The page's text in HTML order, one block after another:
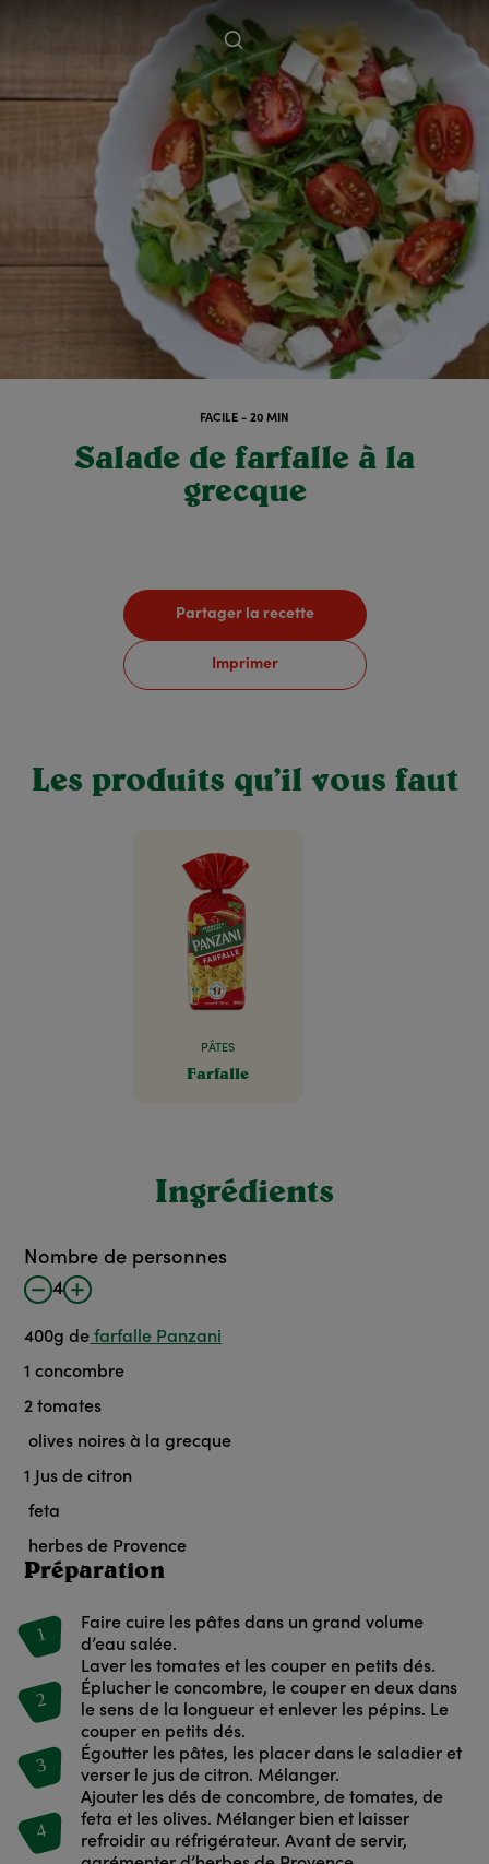
FACILE - 20 MIN
Salade de farfalle à la
grecque
Partager la recette
Imprimer
Les produits qu’il vous faut
PÂTES
Farfalle
Ingrédients
Nombre de personnes
4
400g de farfalle Panzani
1 concombre
2 tomates
olives noires à la grecque
1
Jus de citron
feta
herbes de Provence
Préparation
1
Faire cuire les pâtes dans un grand volume
d’eau salée.
2
Laver les tomates et les couper en petits dés.
Éplucher le concombre, le couper en deux dans
le sens de la longueur et enlever les pépins. Le
couper en petits dés.
3
Égoutter les pâtes, les placer dans le saladier et
verser le jus de citron. Mélanger.
4
Ajouter les dés de concombre, de tomates, de
feta et les olives. Mélanger bien et laisser
refroidir au réfrigérateur. Avant de servir,